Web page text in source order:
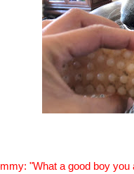
"What a good boy